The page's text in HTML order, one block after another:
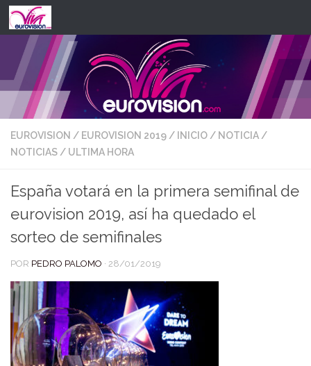
Saltar al contenido
EUROVISION / EUROVISION 2019/ INICIO/ NOTICIA/
NOTICIAS/ ULTIMA HORA
España votará en la primera semifinal de
eurovision 2019, así ha quedado el
sorteo de semifinales
POR PEDRO PALOMO · 28/01/2019